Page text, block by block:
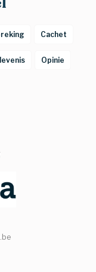
Cachet
Opinie